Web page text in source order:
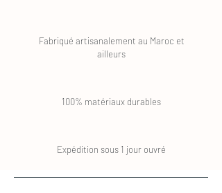
Fabriqué artisanalement au Maroc et
ailleurs
100% matériaux durables
Expédition sous 1 jour ouvré